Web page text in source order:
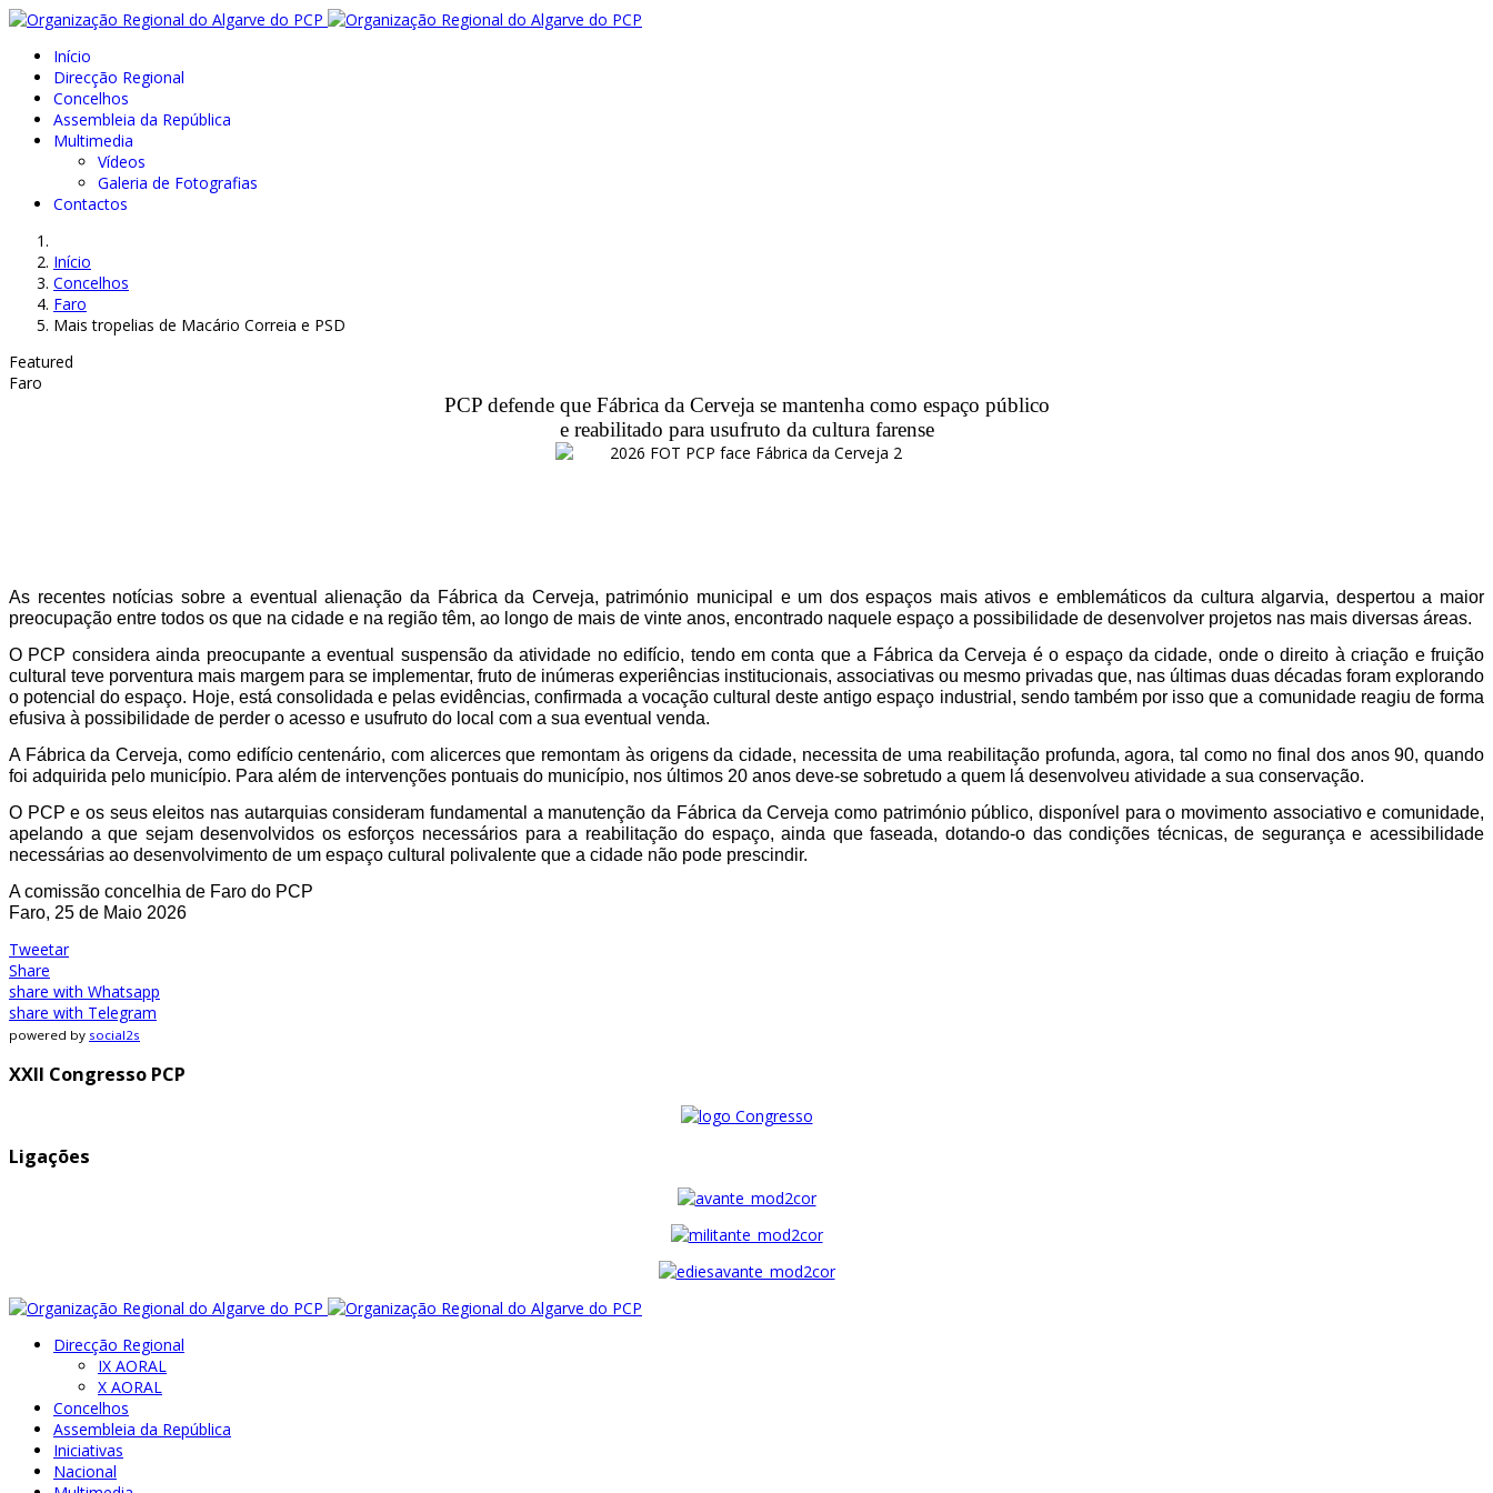
Início
Direcção Regional
Concelhos
Assembleia da República
Multimedia
Vídeos
Galeria de Fotografias
Contactos
Início
Concelhos
Faro
Mais tropelias de Macário Correia e PSD
Featured
Faro
PCP defende que Fábrica da Cerveja se mantenha como espaço público
e reabilitado para usufruto da cultura farense
As recentes notícias sobre a eventual alienação da Fábrica da Cerveja, património municipal e um dos espaços mais ativos e emblemáticos da cultura algarvia, despertou a maior
preocupação entre todos os que na cidade e na região têm, ao longo de mais de vinte anos, encontrado naquele espaço a possibilidade de desenvolver projetos nas mais diversas áreas.
O PCP considera ainda preocupante a eventual suspensão da atividade no edifício, tendo em conta que a Fábrica da Cerveja é o espaço da cidade, onde o direito à criação e fruição
cultural teve porventura mais margem para se implementar, fruto de inúmeras experiências institucionais, associativas ou mesmo privadas que, nas últimas duas décadas foram explorando
o potencial do espaço. Hoje, está consolidada e pelas evidências, confirmada a vocação cultural deste antigo espaço industrial, sendo também por isso que a comunidade reagiu de forma
efusiva à possibilidade de perder o acesso e usufruto do local com a sua eventual venda.
A Fábrica da Cerveja, como edifício centenário, com alicerces que remontam às origens da cidade, necessita de uma reabilitação profunda, agora, tal como no final dos anos 90, quando
foi adquirida pelo município. Para além de intervenções pontuais do município, nos últimos 20 anos deve-se sobretudo a quem lá desenvolveu atividade a sua conservação.
O PCP e os seus eleitos nas autarquias consideram fundamental a manutenção da Fábrica da Cerveja como património público, disponível para o movimento associativo e comunidade,
apelando a que sejam desenvolvidos os esforços necessários para a reabilitação do espaço, ainda que faseada, dotando-o das condições técnicas, de segurança e acessibilidade
necessárias ao desenvolvimento de um espaço cultural polivalente que a cidade não pode prescindir.
A comissão concelhia de Faro do PCP
Faro, 25 de Maio 2026
Tweetar
Share
share with Whatsapp
share with Telegram
powered by social2s
XXII Congresso PCP
Ligações
Direcção Regional
IX AORAL
X AORAL
Concelhos
Assembleia da República
Iniciativas
Nacional